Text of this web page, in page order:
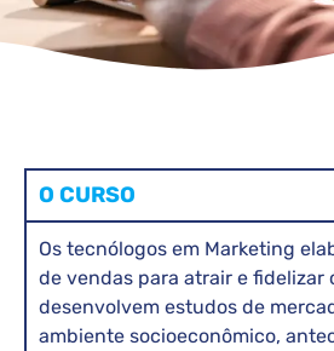
O CURSO
Os tecnólogos em Marketing
de vendas para atrair e fidelizar
desenvolvem estudos de
ambiente socioeconômico,